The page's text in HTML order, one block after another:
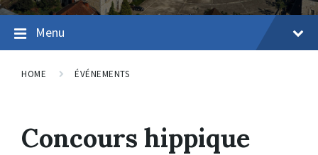
Menu
HOME ÉVÉNEMENTS
Concours hippique